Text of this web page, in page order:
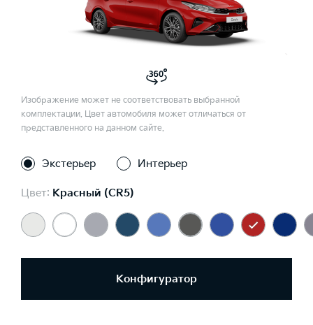
Изображение может не соответствовать выбранной
комплектации. Цвет автомобиля может отличаться от
представленного на данном сайте.
Экстерьер Интерьер
Цвет: Красный (CR5)
Конфигуратор